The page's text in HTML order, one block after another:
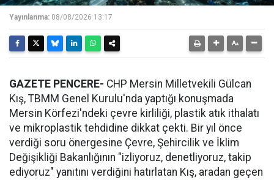
Yayınlanma: 08/08/2026 13:17
GAZETE PENCERE- CHP Mersin Milletvekili Gülcan
Kış, TBMM Genel Kurulu'nda yaptığı konuşmada
Mersin Körfezi'ndeki çevre kirliliği, plastik atık ithalatı
ve mikroplastik tehdidine dikkat çekti. Bir yıl önce
verdiği soru önergesine Çevre, Şehircilik ve İklim
Değişikliği Bakanlığının "izliyoruz, denetliyoruz, takip
ediyoruz" yanıtını verdiğini hatırlatan Kış, aradan geçen